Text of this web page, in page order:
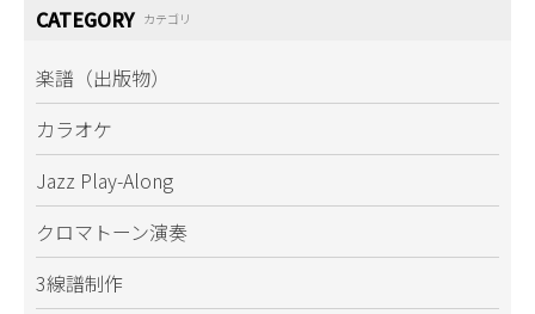
CATEGORY カテゴリ
楽譜（出版物）
カラオケ
Jazz Play-Along
クロマトーン演奏
3線譜制作